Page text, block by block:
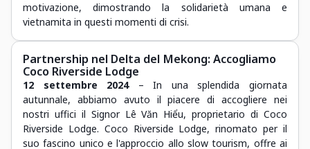
motivazione, dimostrando la solidarietà umana e
vietnamita in questi momenti di crisi.
Partnership nel Delta del Mekong: Accogliamo
Coco Riverside Lodge
12 settembre 2024– In una splendida giornata
autunnale, abbiamo avuto il piacere di accogliere nei
nostri uffici il Signor Lê Văn Hiểu, proprietario di Coco
Riverside Lodge. Coco Riverside Lodge, rinomato per il
suo fascino unico e l'approccio allo slow tourism, offre ai